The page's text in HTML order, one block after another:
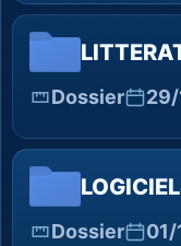
Dossier
Dossier 01/